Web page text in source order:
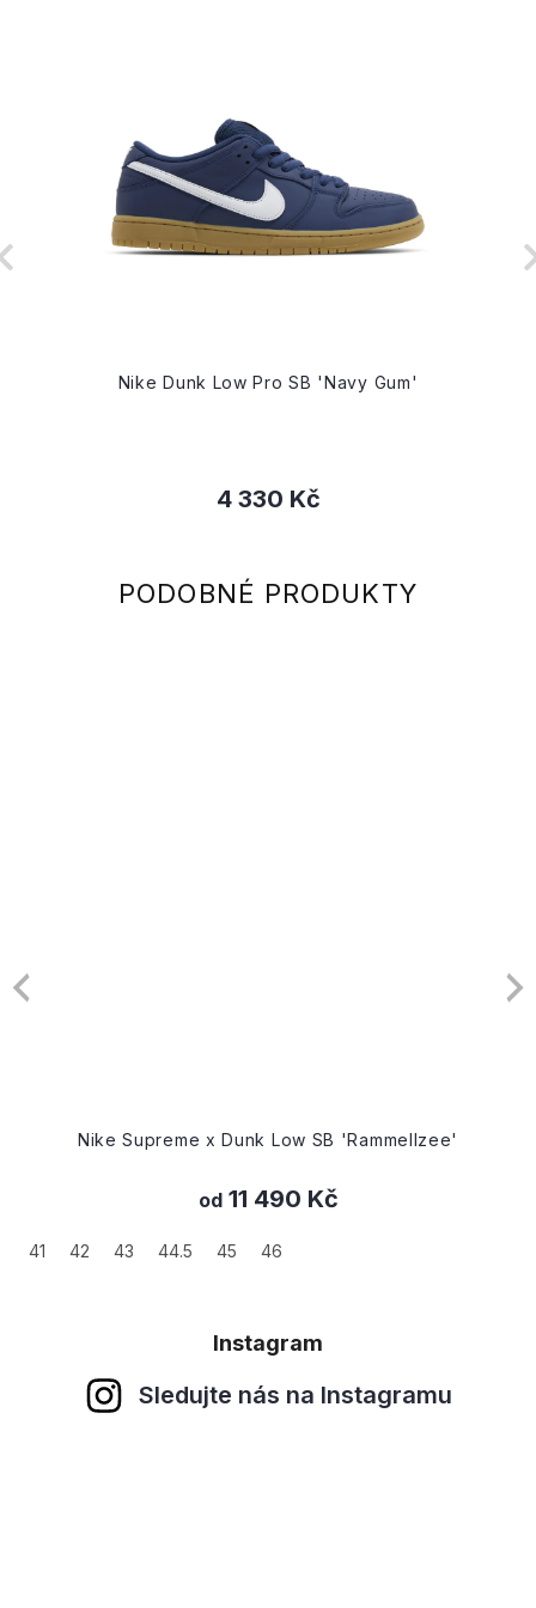
Nike Dunk Low Pro SB 'Navy Gum'
4 330 Kč
Nike Supreme x Dunk Low SB 'Rammellzee'
od11 490 Kč
41 42 43 44.5 45 46
Instagram
Sledujte nás na Instagramu